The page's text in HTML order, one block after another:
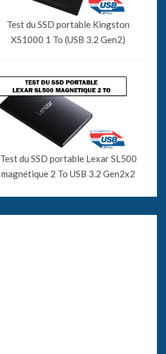
Test du SSD portable Kingston
XS1000 1 To (USB 3.2 Gen2)
Test du SSD portable Lexar SL500
magnétique 2 To USB 3.2 Gen2x2